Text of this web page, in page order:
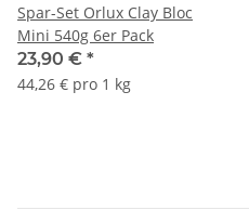
Spar-Set Orlux Clay Bloc
Mini 540g 6er Pack
23,90 € *
44,26 € pro 1 kg